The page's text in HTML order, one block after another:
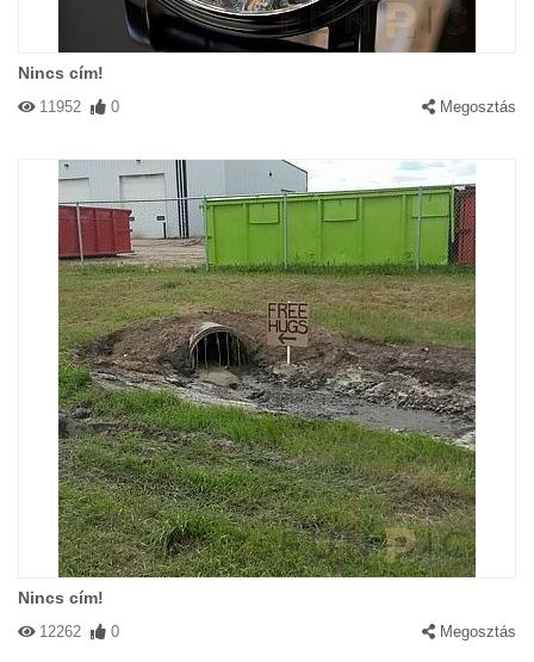
Nincs cím!
11952 0 Megosztás
Nincs cím!
12262 0 Megosztás